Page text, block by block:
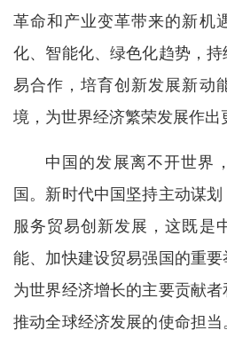
革命和产业变革带来的新机
化、智能化、绿色化趋势，
易合作，培育创新发展新动
境，为世界经济繁荣发展作出
中国的发展离不开世界
国。新时代中国坚持主动谋
服务贸易创新发展，这既是
能、加快建设贸易强国的重
为世界经济增长的主要贡献
推动全球经济发展的使命担